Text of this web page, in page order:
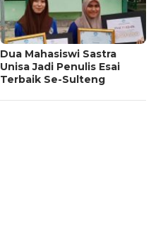
Dua Mahasiswi Sastra
Unisa Jadi Penulis Esai
Terbaik Se-Sulteng